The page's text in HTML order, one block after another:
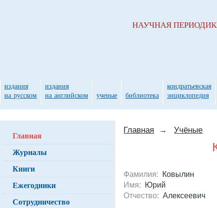
Главная → Учёные
Фамилия: Ковылин
Имя: Юрий
Отчество: Алексеевич
Главная
Журналы
Книги
Ежегодники
Сотрудничество
НАУЧНАЯ
издания
на русском
издания
на английском
ученые библиотека
кондратьевская
энциклопедия